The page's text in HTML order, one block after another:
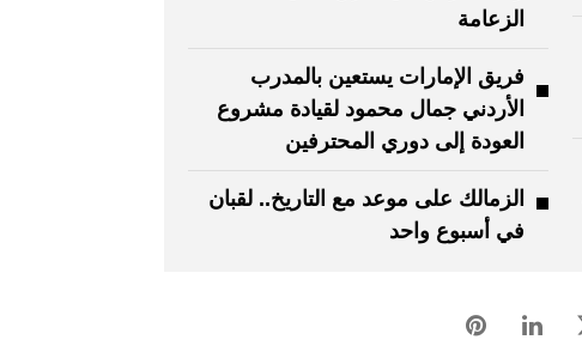
الزعامة
فريق الإمارات يستعين بالمدرب
الأردني جمال محمود لقيادة مشروع
العودة إلى دوري المحترفين
الزمالك على موعد مع التاريخ.. لقبان
في أسبوع واحد